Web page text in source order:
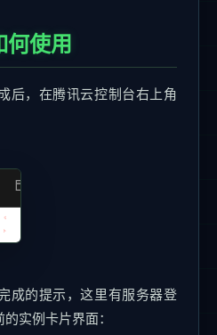
何使用
后，在腾讯云控制台右上角
成的提示，这里有服务器登
实例卡片界面：